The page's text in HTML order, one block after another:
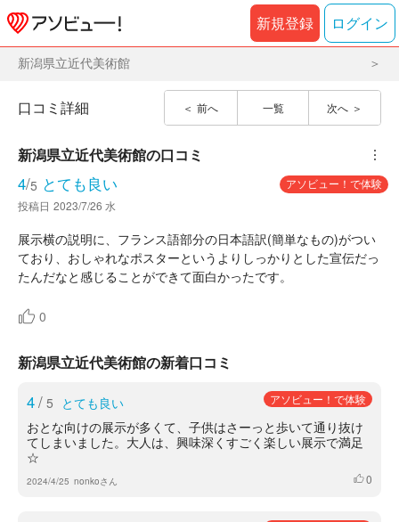
新規登録 ログイン
新潟県立近代美術館
前へ 一覧 次へ
口コミ詳細
新潟県立近代美術館の口コミ ︙
4/5 とても良い
アソビュー！で体験
投稿日 2023/7/26 水
展示横の説明に、フランス語部分の日本語訳(簡単なもの)がつい
ており、おしゃれなポスターというよりしっかりとした宣伝だっ
たんだなと感じることができて面白かったです。
0
新潟県立近代美術館の新着口コミ
4/ 5 とても良い アソビュー！で体験
おとな向けの展示が多くて、子供はさーっと歩いて通り抜け
てしまいました。大人は、興味深くすごく楽しい展示で満足
☆
2024/4/25 nonkoさん いいね
0